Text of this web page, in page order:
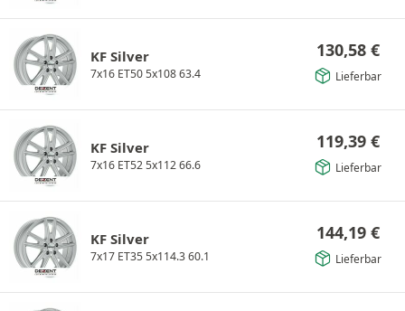
KF Silver
7x16 ET50 5x108 63.4
130,58 €
Lieferbar
KF Silver
7x16 ET52 5x112 66.6
119,39 €
Lieferbar
KF Silver
7x17 ET35 5x114.3 60.1
144,19 €
Lieferbar